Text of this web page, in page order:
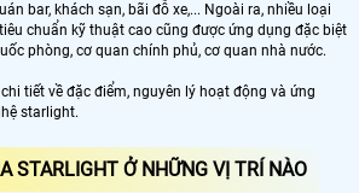
bar, khách sạn, bãi đỗ xe,... Ngoài ra, nhiều loại
chuẩn kỹ thuật cao cũng được ứng dụng đặc biệt
phòng, cơ quan chính phủ, cơ quan nhà nước.
tiết về đặc điểm, nguyên lý hoạt động và ứng
starlight.
STARLIGHT Ở NHỮNG VỊ TRÍ NÀO